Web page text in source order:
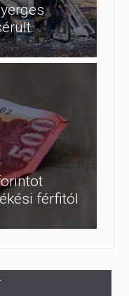
férfitól